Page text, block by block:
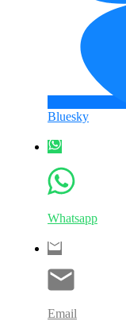
Bluesky
Whatsapp
Email